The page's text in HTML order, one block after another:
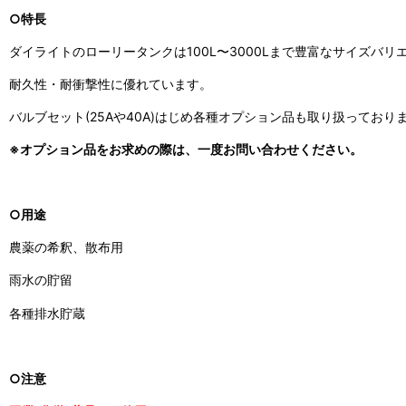
○特長
ダイライトのローリータンクは100L〜3000Lまで豊富なサイズバリ
耐久性・耐衝撃性に優れています。
バルブセット(25Aや40A)はじめ各種オプション品も取り扱っておりま
※オプション品をお求めの際は、一度お問い合わせください。
○用途
農薬の希釈、散布用
雨水の貯留
各種排水貯蔵
○注意